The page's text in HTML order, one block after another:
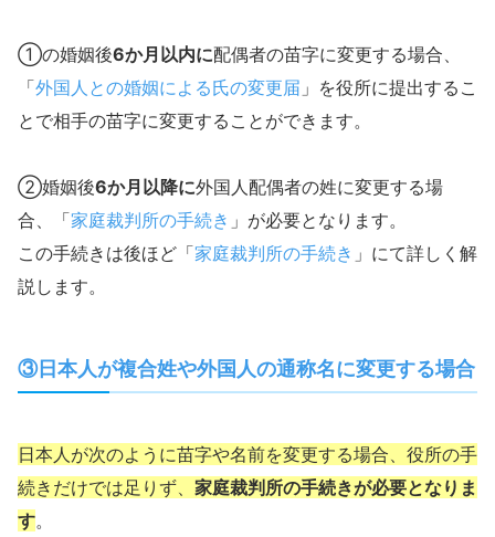
①の婚姻後6か月以内に配偶者の苗字に変更する場合、
「外国人との婚姻による氏の変更届 」を役所に提出するこ
とで相手の苗字に変更することができます。
②婚姻後6か月以降に外国人配偶者の姓に変更する場
合、「家庭裁判所の手続き 」が必要となります。
この手続きは後ほど「家庭裁判所の手続き 」にて詳しく解
説します。
③日本人が複合姓や外国人の通称名に変更する場合
日本人が次のように苗字や名前を変更する場合、役所の手
続きだけでは足りず、 家庭裁判所の手続きが必要となりま
す。